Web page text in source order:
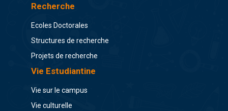
Recherche
Ecoles Doctorales
Structures de recherche
Projets de recherche
Vie Estudiantine
Vie sur le campus
Vie culturelle